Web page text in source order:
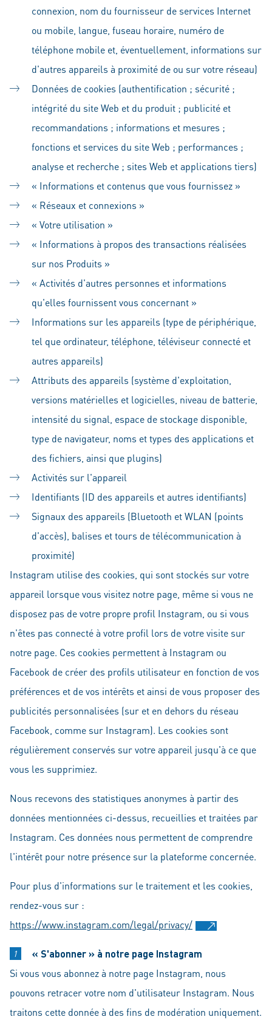
connexion, nom du fournisseur de services Internet
ou mobile, langue, fuseau horaire, numéro de
téléphone mobile et, éventuellement, informations sur
d'autres appareils à proximité de ou sur votre réseau)
Données de cookies (authentification ; sécurité ;
intégrité du site Web et du produit ; publicité et
recommandations ; informations et mesures ;
fonctions et services du site Web ; performances ;
analyse et recherche ; sites Web et applications tiers)
« Informations et contenus que vous fournissez »
« Réseaux et connexions »
« Votre utilisation »
« Informations à propos des transactions réalisées
sur nos Produits »
« Activités d'autres personnes et informations
qu'elles fournissent vous concernant »
Informations sur les appareils (type de périphérique,
tel que ordinateur, téléphone, téléviseur connecté et
autres appareils)
Attributs des appareils (système d'exploitation,
versions matérielles et logicielles, niveau de batterie,
intensité du signal, espace de stockage disponible,
type de navigateur, noms et types des applications et
des fichiers, ainsi que plugins)
Activités sur l'appareil
Identifiants (ID des appareils et autres identifiants)
Signaux des appareils (Bluetooth et WLAN (points
d'accès), balises et tours de télécommunication à
proximité)
Instagram utilise des cookies, qui sont stockés sur votre
appareil lorsque vous visitez notre page, même si vous ne
disposez pas de votre propre profil Instagram, ou si vous
n'êtes pas connecté à votre profil lors de votre visite sur
notre page. Ces cookies permettent à Instagram ou
Facebook de créer des profils utilisateur en fonction de vos
préférences et de vos intérêts et ainsi de vous proposer des
publicités personnalisées (sur et en dehors du réseau
Facebook, comme sur Instagram). Les cookies sont
régulièrement conservés sur votre appareil jusqu'à ce que
vous les supprimiez.
Nous recevons des statistiques anonymes à partir des
données mentionnées ci-dessus, recueillies et traitées par
Instagram. Ces données nous permettent de comprendre
l'intérêt pour notre présence sur la plateforme concernée.
Pour plus d'informations sur le traitement et les cookies,
rendez-vous sur :
https://www.instagram.com/legal/privacy/
« S'abonner » à notre page Instagram
Si vous vous abonnez à notre page Instagram, nous
pouvons retracer votre nom d'utilisateur Instagram. Nous
traitons cette donnée à des fins de modération uniquement.